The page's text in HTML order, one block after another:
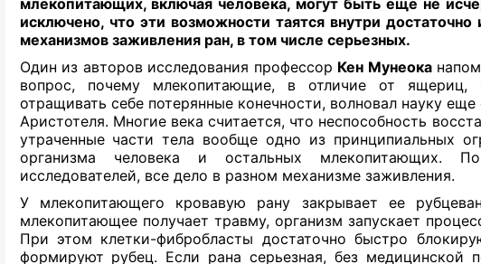
исключено, что эти возможности таятся внутри достаточно
механизмов заживления ран, в том числе серьезных.
Один из авторов исследования профессор Кен Мунеока
вопрос, почему млекопитающие, в отличие от ящериц,
отращивать себе потерянные конечности, волновал науку
Аристотеля. Многие века считается, что неспособность
утраченные части тела вообще одно из принципиальных
организма человека и остальных млекопитающих.
исследователей, все дело в разном механизме заживления.
У млекопитающего кровавую рану закрывает ее
млекопитающее получает травму, организм запускает
При этом клетки-фибробласты достаточно быстро
формируют рубец. Если рана серьезная, без медицинской